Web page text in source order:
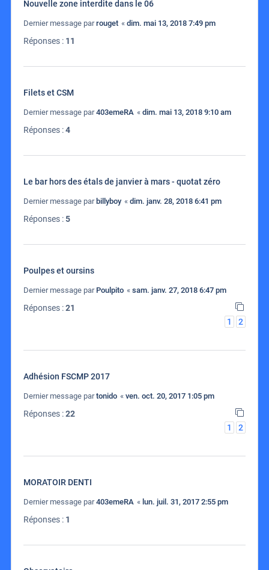
Nouvelle zone interdite dans le 06
Dernier message parrouget « dim. mai 13, 2018 7:49 pm
Réponses : 11
Filets et CSM
Dernier message par403emeRA « dim. mai 13, 2018 9:10 am
Réponses :4
Le bar hors des étals de janvier à mars - quotat zéro
Dernier message par billyboy « dim. janv. 28, 2018 6:41 pm
Réponses :5
Poulpes et oursins
Dernier message par Poulpito « sam. janv. 27, 2018 6:47 pm
Réponses :21
1
2
Adhésion FSCMP 2017
Dernier message partonido « ven. oct. 20, 2017 1:05 pm
Réponses :22
1
2
MORATOIR DENTI
Dernier message par403emeRA « lun. juil. 31, 2017 2:55 pm
Réponses : 1